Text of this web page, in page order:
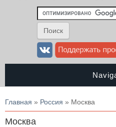
Вы здесь
Главная » Россия » Москва
Москва